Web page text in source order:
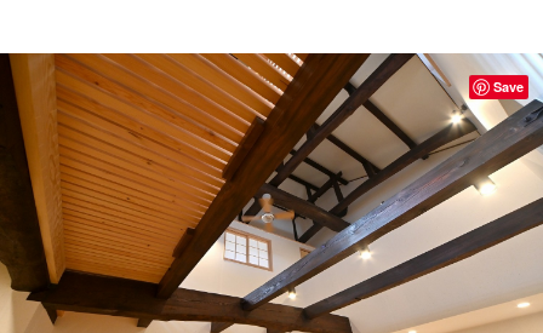
Save